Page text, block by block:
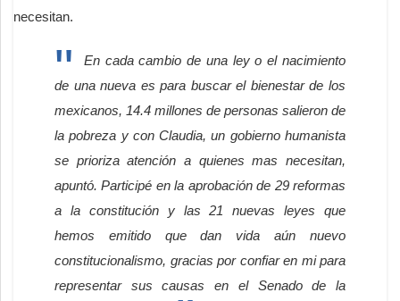
necesitan.
En cada cambio de una ley o el nacimiento
de una nueva es para buscar el bienestar de los
mexicanos, 14.4 millones de personas salieron de
la pobreza y con Claudia, un gobierno humanista
se prioriza atención a quienes mas necesitan,
apuntó.Participé en la aprobación de 29 reformas
a la constitución y las 21 nuevas leyes que
hemos emitido que dan vida aún nuevo
constitucionalismo, gracias por confiar en mi para
representar sus causas en el Senado de la